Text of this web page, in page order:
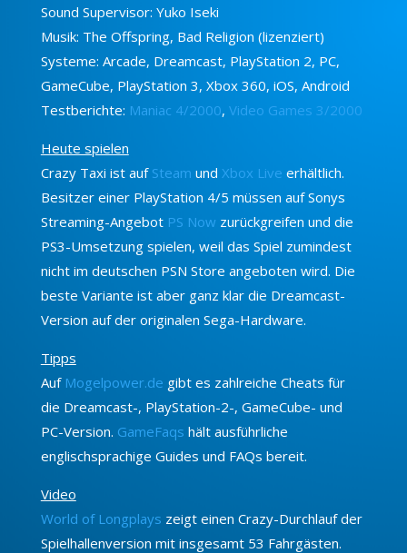
Sound Supervisor: Yuko Iseki
Musik: The Offspring, Bad Religion (lizenziert)
Systeme: Arcade, Dreamcast, PlayStation 2, PC,
GameCube, PlayStation 3, Xbox 360, iOS, Android
Testberichte: Maniac 4/2000, Video Games 3/2000
Heute spielen
Crazy Taxi ist auf Steam und Xbox Live erhältlich.
Besitzer einer PlayStation 4/5 müssen auf Sonys
Streaming-Angebot PS Now zurückgreifen und die
PS3-Umsetzung spielen, weil das Spiel zumindest
nicht im deutschen PSN Store angeboten wird. Die
beste Variante ist aber ganz klar die Dreamcast-
Version auf der originalen Sega-Hardware.
Tipps
Auf Mogelpower.de gibt es zahlreiche Cheats für
die Dreamcast-, PlayStation-2-, GameCube- und
PC-Version. GameFaqs hält ausführliche
englischsprachige Guides und FAQs bereit.
Video
World of Longplays zeigt einen Crazy-Durchlauf der
Spielhallenversion mit insgesamt 53 Fahrgästen.